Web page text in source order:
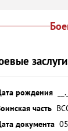
рождения
часть
документа